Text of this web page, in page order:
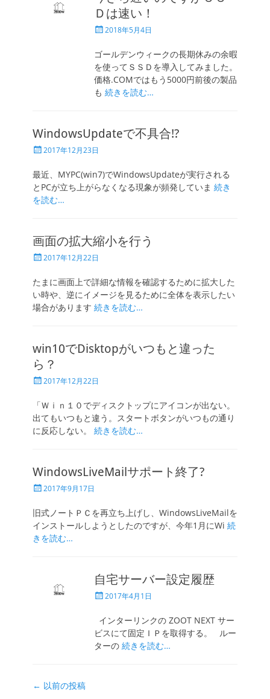
Ｄは速い！
投
日
2018年5月4日
ゴールデンウィークの長期休みの余暇
を使ってＳＳＤを導入してみました。
価格.COMではもう5000円前後の製品
も 続きを読む…
WindowsUpdateで不具合!?
投
日
2017年12月23日
最近、MYPC(win7)でWindowsUpdateが実行される
とPCが立ち上がらなくなる現象が頻発していま 続き
を読む…
画面の拡大縮小を行う
投
日
2017年12月22日
たまに画面上で詳細な情報を確認するために拡大した
い時や、逆にイメージを見るために全体を表示したい
場合があります 続きを読む…
win10でDisktopがいつもと違った
ら？
投
日
2017年12月22日
「Ｗｉｎ１０でディスクトップにアイコンが出ない。
出てもいつもと違う。スタートボタンがいつもの通り
に反応しない。 続きを読む…
WindowsLiveMailサポート終了?
投
日
2017年9月17日
旧式ノートＰＣを再立ち上げし、WindowsLiveMailを
インストールしようとしたのですが、今年1月にWi 続
きを読む…
自宅サーバー設定履歴
投 2017年4月1日
インターリンクの ZOOT NEXT サー
ビスにて固定ＩＰを取得する。 ルー
ターの 続きを読む…
投
← 以前の投稿